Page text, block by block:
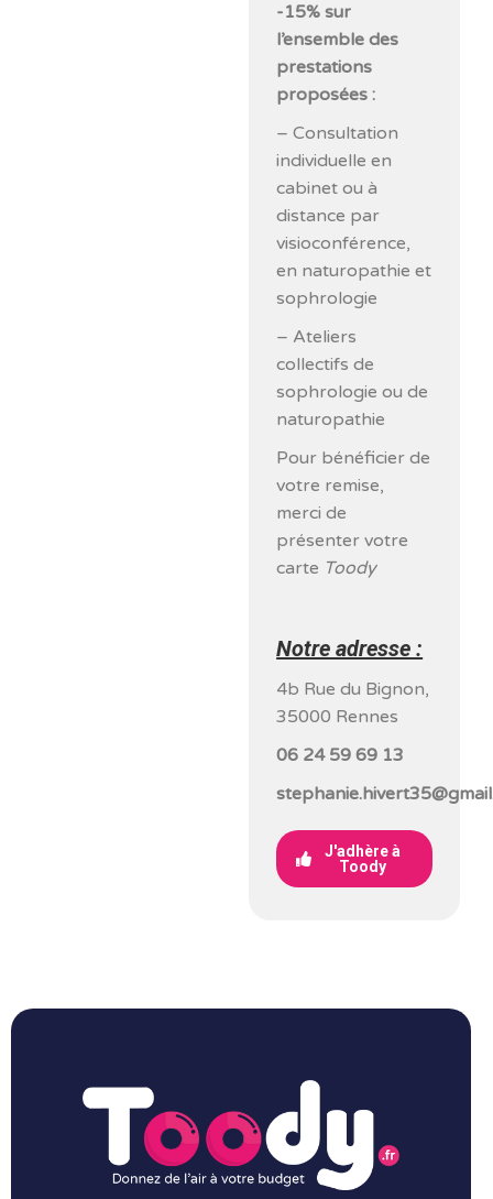
-15% sur
l’ensemble des
prestations
proposées :
– Consultation
individuelle en
cabinet ou à
distance par
visioconférence,
en naturopathie et
sophrologie
– Ateliers
collectifs de
sophrologie ou de
naturopathie
Pour bénéficier de
votre remise,
merci de
présenter votre
carte Toody
Notre adresse :
4b Rue du Bignon,
35000 Rennes
06 24 59 69 13
J'adhère à
Toody